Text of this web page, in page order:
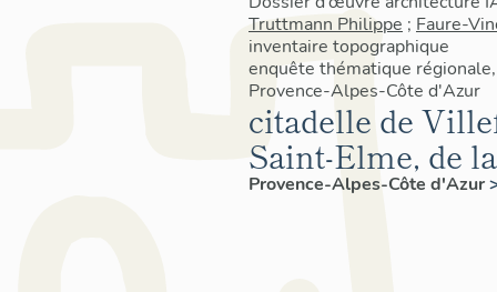
Truttmann Philippe ; Faure-
inventaire topographique
enquête thématique
Provence-Alpes-Côte d'Azur
citadelle de
Saint-Elme, de
Provence-Alpes-Côte d'Azur